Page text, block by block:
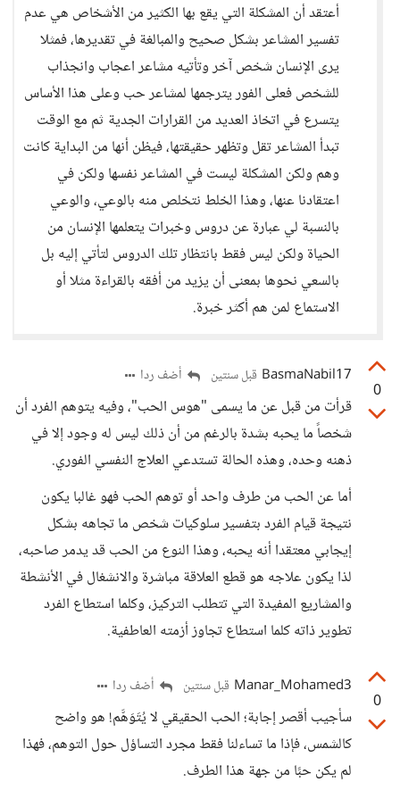
أعتقد أن المشكلة التي يقع بها الكثير من الأشخاص هي عدم
تفسير المشاعر بشكل صحيح والمبالغة في تقديرها، فمثلا
يرى الإنسان شخص آخر وتأتيه مشاعر اعجاب وانجذاب
للشخص فعلى الفور يترجمها لمشاعر حب وعلى هذا الأساس
يتسرع في اتخاذ العديد من القرارات الجدية ثم مع الوقت
تبدأ المشاعر تقل وتظهر حقيقتها، فيظن أنها من البداية كانت
وهم ولكن المشكلة ليست في المشاعر نفسها ولكن في
اعتقادنا عنها، وهذا الخلط نتخلص منه بالوعي، والوعي
بالنسبة لي عبارة عن دروس وخبرات يتعلمها الإنسان من
الحياة ولكن ليس فقط بانتظار تلك الدروس لتأتي إليه بل
بالسعي نحوها بمعنى أن يزيد من أفقه بالقراءة مثلا أو
الاستماع لمن هم أكثر خبرة.
0
BasmaNabil17 قبل سنتين أضف ردا
قرأت من قبل عن ما يسمى "هوس الحب"، وفيه يتوهم الفرد أن
شخصاً ما يحبه بشدة بالرغم من أن ذلك ليس له وجود إلا في
ذهنه وحده، وهذه الحالة تستدعي العلاج النفسي الفوري.
أما عن الحب من طرف واحد أو توهم الحب فهو غالبا يكون
نتيجة قيام الفرد بتفسير سلوكيات شخص ما تجاهه بشكل
إيجابي معتقدا أنه يحبه، وهذا النوع من الحب قد يدمر صاحبه،
لذا يكون علاجه هو قطع العلاقة مباشرة والانشغال في الأنشطة
والمشاريع المفيدة التي تتطلب التركيز، وكلما استطاع الفرد
تطوير ذاته كلما استطاع تجاوز أزمته العاطفية.
0
Manar_Mohamed3 قبل سنتين أضف ردا
سأجيب أقصر إجابة؛ الحب الحقيقي لا يُتَوَهَّم! هو واضح
كالشمس، فإذا ما تساءلنا فقط مجرد التساؤل حول التوهم، فهذا
لم يكن حبًا من جهة هذا الطرف.